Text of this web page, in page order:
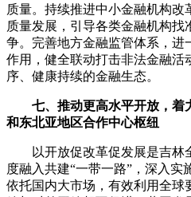
质量。持续推进中小金融机构
质量发展，引导各类金融机构
争。完善地方金融监管体系，进
作用，健全联动打击非法金融活
序、健康持续的金融生态。
七、推动更高水平开放，着
和东北亚地区合作中心枢纽
以开放促改革促发展是吉林
度融入共建“一带一路”，深入
依托国内大市场，有效利用全球